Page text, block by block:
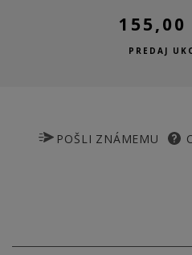
155,00
PREDAJ
POŠLI ZNÁMEMU